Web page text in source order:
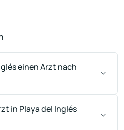
einen Arzt nach
in Playa del Inglés